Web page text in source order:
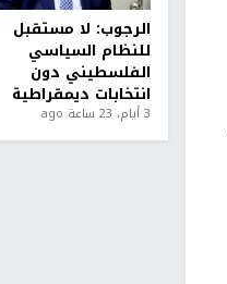
الرجوب: لا مستقبل
للنظام السياسي
الفلسطيني دون
انتخابات ديمقراطية
3 أيام، 23 ساعة ago